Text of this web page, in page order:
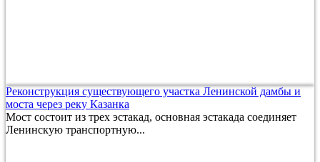
Реконструкция существующего участка Ленинской дамбы и
моста через реку Казанка
Мост состоит из трех эстакад, основная эстакада соединяет
Ленинскую транспортную...